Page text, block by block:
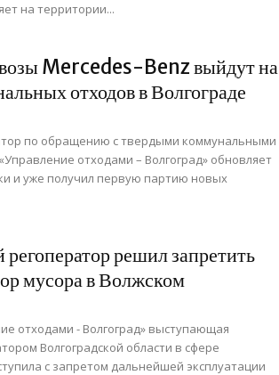
на территории...
Mercedes-Benz выйдут на
отходов в Волгограде
по обращению с твердыми коммунальными
отходами – Волгоград» обновляет
и уже получил первую партию новых
регоператор решил запретить
мусора в Волжском
отходами - Волгоград» выступающая
Волгоградской области в сфере
с запретом дальнейшей эксплуатации